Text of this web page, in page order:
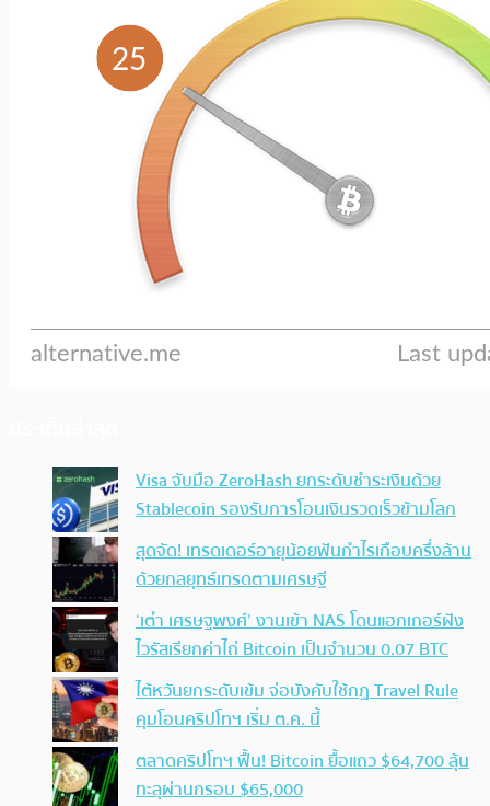
Visa จับมือ ZeroHash ยกระดับชำระเงินด้วย
Stablecoin รองรับการโอนเงินรวดเร็วข้ามโลก
สุดจัด! เทรดเดอร์อายุน้อยฟันกำไรเกือบครึ่งล้าน
ด้วยกลยุทธ์เทรดตามเศรษฐี
‘เต๋า เศรษฐพงศ์’ งานเข้า NAS โดนแฮกเกอร์ฝัง
ไวรัสเรียกค่าไถ่ Bitcoin เป็นจำนวน 0.07 BTC
ไต้หวันยกระดับเข้ม จ่อบังคับใช้กฏ Travel Rule
คุมโอนคริปโทฯ เริ่ม ต.ค. นี้
ตลาดคริปโทฯ ฟื้น! Bitcoin ยื้อแถว $64,700 ลุ้น
ทะลุผ่านกรอบ $65,000